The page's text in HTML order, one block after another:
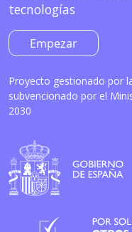
tecnologías
Empezar
Proyecto gestionado por
subvencionado por el
2030